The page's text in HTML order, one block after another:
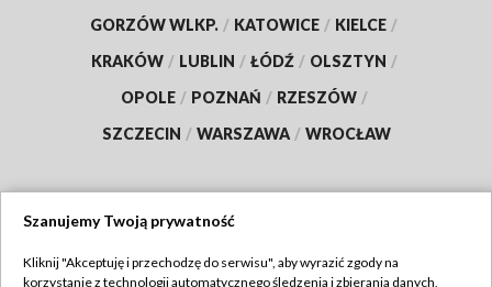
GORZÓW WLKP. / KATOWICE / KIELCE /
KRAKÓW / LUBLIN / ŁÓDŹ / OLSZTYN /
OPOLE / POZNAŃ / RZESZÓW /
SZCZECIN / WARSZAWA / WROCŁAW
Szanujemy Twoją prywatność
Kliknij "Akceptuję i przechodzę do serwisu", aby wyrazić zgody na
korzystanie z technologii automatycznego śledzenia i zbierania danych,